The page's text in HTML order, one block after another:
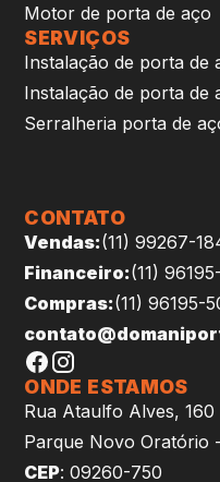
Motor de porta de aço
SERVIÇOS
Instalação de porta de
Instalação de porta de
Serralheria porta de
CONTATO
Vendas:(11) 99267-
Financeiro:(11)
Compras:(11) 96195-
ONDE ESTAMOS
Rua Ataulfo Alves, 160
Parque Novo Oratório
CEP: 09260-750